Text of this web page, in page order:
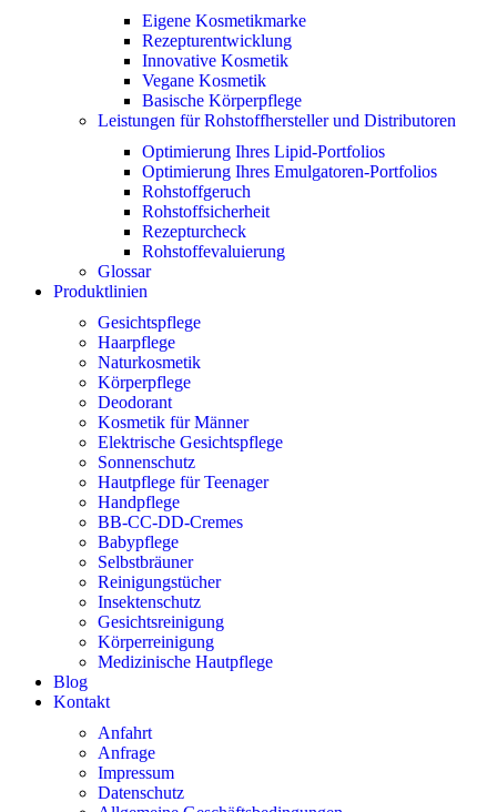
Eigene Kosmetikmarke
Rezepturentwicklung
Innovative Kosmetik
Vegane Kosmetik
Basische Körperpflege
Leistungen für Rohstoffhersteller und Distributoren
Optimierung Ihres Lipid-Portfolios
Optimierung Ihres Emulgatoren-Portfolios
Rohstoffgeruch
Rohstoffsicherheit
Rezepturcheck
Rohstoffevaluierung
Glossar
Produktlinien
Gesichtspflege
Haarpflege
Naturkosmetik
Körperpflege
Deodorant
Kosmetik für Männer
Elektrische Gesichtspflege
Sonnenschutz
Hautpflege für Teenager
Handpflege
BB-CC-DD-Cremes
Babypflege
Selbstbräuner
Reinigungstücher
Insektenschutz
Gesichtsreinigung
Körperreinigung
Medizinische Hautpflege
Blog
Kontakt
Anfahrt
Anfrage
Impressum
Datenschutz